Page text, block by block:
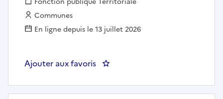
Employeur :
Communes
En ligne depuis le 13 juillet 2026
Ajouter aux favoris : Professeur de Trompette -